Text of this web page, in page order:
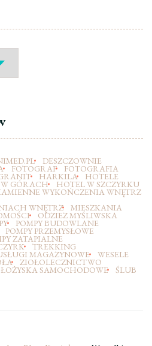
DESZCZOWNIE
FOTOGRAF FOTOGRAFIA
HARKILA HOTELE
GÓRACH HOTEL W SZCZYRKU
WYKOŃCZENIA WNĘTRZ
WNĘTRZ MIESZKANIA
ODZIEZ MYŚLIWSKA
POMPY BUDOWLANE
POMPY PRZEMYSŁOWE
ZATAPIALNE
TREKKING
MAGAZYNOWE WESELE
ZIOŁOLECZNICTWO
ŁOŻYSKA SAMOCHODOWE ŚLUB